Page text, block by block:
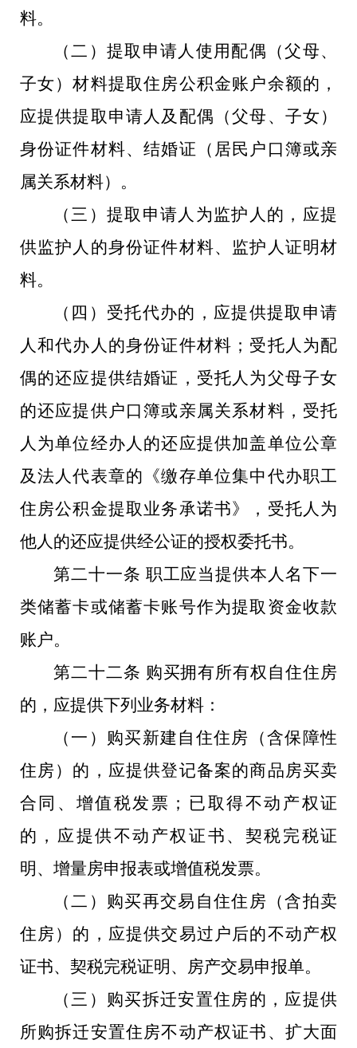
料。
（二）提取申请人使用配偶（父母、
子女）材料提取住房公积金账户余额的，
应提供提取申请人及配偶（父母、子女）
身份证件材料、结婚证（居民户口簿或亲
属关系材料）。
（三）提取申请人为监护人的，应提
供监护人的身份证件材料、监护人证明材
料。
（四）受托代办的，应提供提取申请
人和代办人的身份证件材料；受托人为配
偶的还应提供结婚证，受托人为父母子女
的还应提供户口簿或亲属关系材料，受托
人为单位经办人的还应提供加盖单位公章
及法人代表章的《缴存单位集中代办职工
住房公积金提取业务承诺书》，受托人为
他人的还应提供经公证的授权委托书。
第二十一条 职工应当提供本人名下一
类储蓄卡或储蓄卡账号作为提取资金收款
账户。
第二十二条 购买拥有所有权自住住房
的，应提供下列业务材料：
（一）购买新建自住住房（含保障性
住房）的，应提供登记备案的商品房买卖
合同、增值税发票；已取得不动产权证
的，应提供不动产权证书、契税完税证
明、增量房申报表或增值税发票。
（二）购买再交易自住住房（含拍卖
住房）的，应提供交易过户后的不动产权
证书、契税完税证明、房产交易申报单。
（三）购买拆迁安置住房的，应提供
所购拆迁安置住房不动产权证书、扩大面